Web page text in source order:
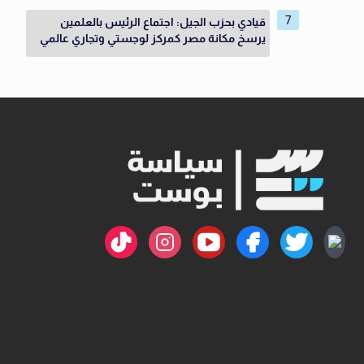
قيادي بحزب الجيل: اجتماع الرئيس بالعلمين
يرسخ مكانة مصر كمركز لوجستي وتجاري عالمي